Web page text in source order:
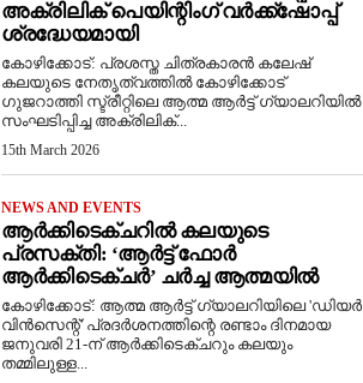
അക്രിലിക് പെയിന്റിംഗ് വർക്ക്‌ഷോപ്പ്
ശ്രദ്ധേയമായി
കോഴിക്കോട്: പ്രശസ്ത ചിത്രകാരൻ കലേഷ്
കലയുടെ നേതൃത്വത്തിൽ കോഴിക്കോട്
ഗുജറാത്തി സ്ട്രീറ്റിലെ ആത്മ ആർട്ട് ഗ്യാലറിയിൽ
സംഘടിപ്പിച്ച അക്രിലിക്...
15th March 2026
NEWS AND EVENTS
ആർക്കിടെക്ചറിൽ കലയുടെ
പ്രസക്തി: ‘ആർട്ട് ഫോർ
ആർക്കിടെക്ചർ’ ചർച്ച ആത്മയിൽ
​കോഴിക്കോട്: ആത്മ ആർട്ട് ഗ്യാലറിയിലെ 'ഡിയർ
വിൻസെന്റ്' പ്രദർശനത്തിന്റെ രണ്ടാം ദിനമായ
ജനുവരി 21-ന് ആർക്കിടെക്ചറും കലയും
തമ്മിലുള്ള...